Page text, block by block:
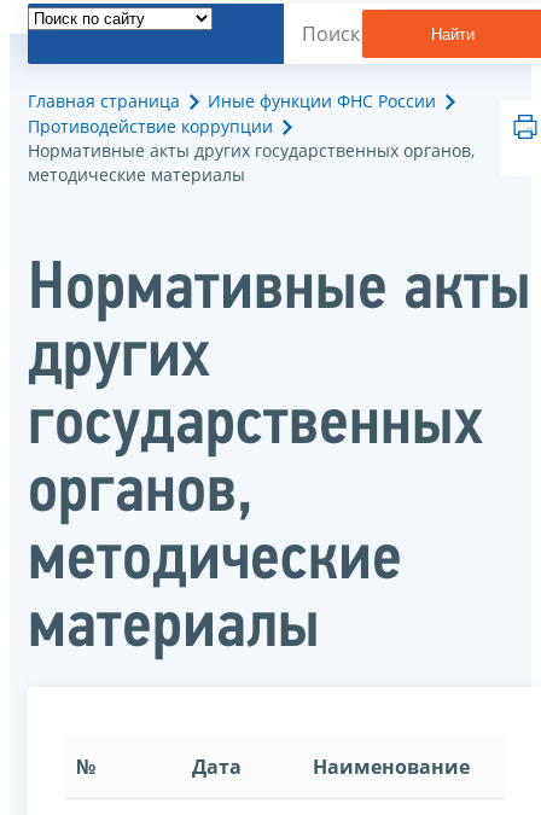
Найти
Главная страница
Иные функции ФНС России
Противодействие коррупции
Нормативные акты других государственных органов,
методические материалы
Нормативные акты
других
государственных
органов,
методические
материалы
№ Дата Наименование